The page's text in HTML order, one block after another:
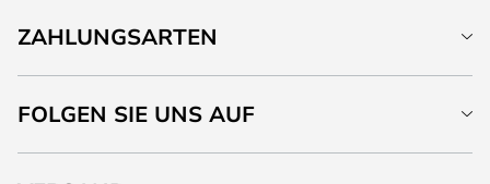
ZAHLUNGSARTEN
FOLGEN SIE UNS AUF